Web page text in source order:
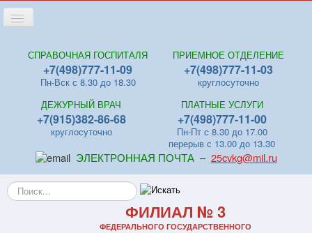
Переключить
навигацию
Новости
Отделения
Поликлиники
Контакты
СПРАВОЧНАЯ ГОСПИТАЛЯ
+7(498)777-11-09
Пн-Вск с 8.30 до 18.30
ПРИЕМНОЕ ОТДЕЛЕНИЕ
+7(498)777-11-03
круглосуточно
ДЕЖУРНЫЙ ВРАЧ
+7(915)382-86-68
круглосуточно
ПЛАТНЫЕ УСЛУГИ
+7(498)777-11-00
Пн-Пт с 8.30 до 17.00
перерыв с 13.00 до 13.30
ЭЛЕКТРОННАЯ ПОЧТА – 25cvkg@mil.ru
Искать...
ФИЛИАЛ № 3
ФЕДЕРАЛЬНОГО ГОСУДАРСТВЕННОГО